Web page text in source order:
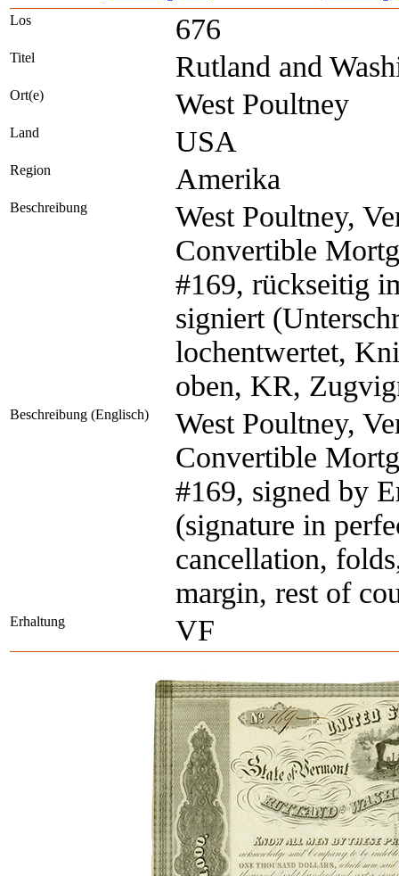
Los
676
Titel Rutland and
Ort(e) West Poultney
Land USA
Region Amerika
Beschreibung
West Poultney,
Convertible
#169, rückseitig
signiert
lochentwertet,
oben, KR,
Beschreibung (Englisch)
West Poultney,
Convertible
#169, signed by
(signature in
cancellation,
margin, rest of
Erhaltung VF